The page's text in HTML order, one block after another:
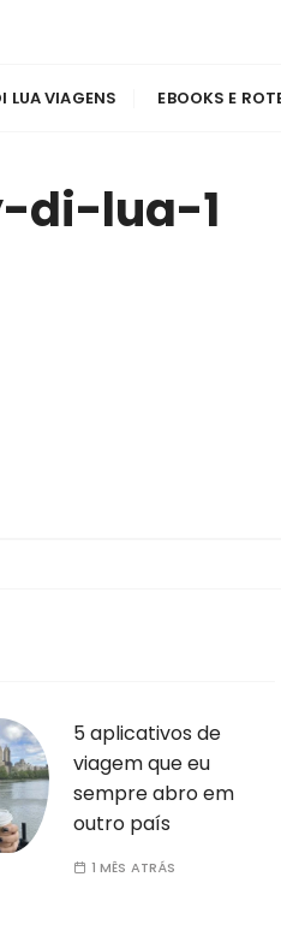
LUA VIAGENS EBOOKS E
di-lua-1
5 aplicativos de
viagem que eu
sempre abro em
outro país
1 MÊS ATRÁS